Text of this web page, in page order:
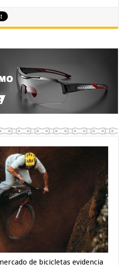
de bicicletas evidencia